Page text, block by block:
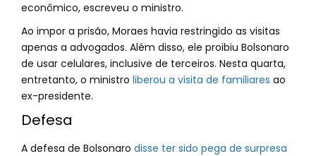
econômico, escreveu o ministro.
Ao impor a prisão, Moraes havia restringido as visitas
apenas a advogados. Além disso, ele proibiu Bolsonaro
de usar celulares, inclusive de terceiros. Nesta quarta,
entretanto, o ministro liberou a visita de familiares ao
ex-presidente.
Defesa
A defesa de Bolsonaro disse ter sido pega de surpresa